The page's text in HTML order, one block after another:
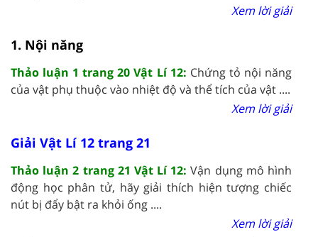
Xem lời giải
1. Nội năng
Thảo luận 1 trang 20 Vật Lí 12: Chứng tỏ nội năng
của vật phụ thuộc vào nhiệt độ và thể tích của vật ....
Xem lời giải
Giải Vật Lí 12 trang 21
Thảo luận 2 trang 21 Vật Lí 12:Vận dụng mô hình
động học phân tử, hãy giải thích hiện tượng chiếc
nút bị đẩy bật ra khỏi ống ....
Xem lời giải